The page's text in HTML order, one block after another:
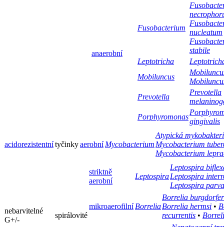
anaerobní
Fusobacterium
nucleatum
stabile
Leptotricha
Mobiluncus
Prevotella
Prevotella
Porphyromonas
gingivalis
acidorezistentnítyčinkyaerobní Mycobacterium
Atypická
Mycobacterium
Mycobacterium
nebarvitelné
G+/-
spirálovité
striktně
aerobní
Leptospira
Leptospira
Leptospira
Leptospira parva
mikroaerofilní Borrelia
Borrelia
Borrelia hermsi •
recurrentis •